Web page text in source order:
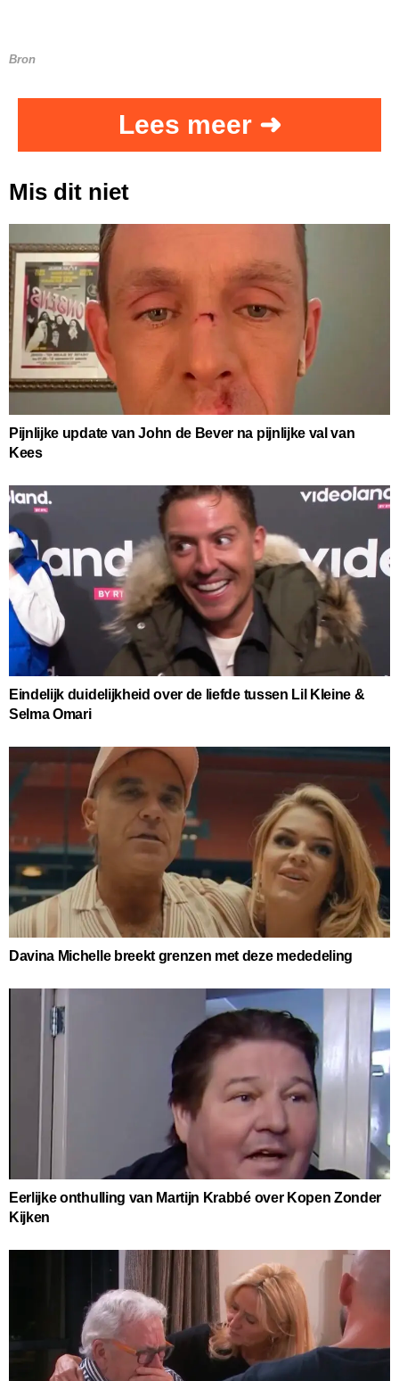
Bron
Lees meer ➜
Mis dit niet
Pijnlijke update van John de Bever na pijnlijke val van
Kees
Eindelijk duidelijkheid over de liefde tussen Lil Kleine &
Selma Omari
Davina Michelle breekt grenzen met deze mededeling
Eerlijke onthulling van Martijn Krabbé over Kopen Zonder
Kijken